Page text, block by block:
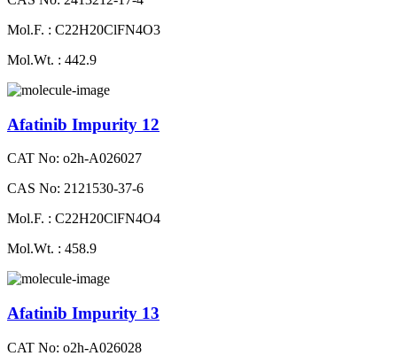
Mol.F. : C22H20ClFN4O3
Mol.Wt. : 442.9
Afatinib Impurity 12
CAT No: o2h-A026027
CAS No: 2121530-37-6
Mol.F. : C22H20ClFN4O4
Mol.Wt. : 458.9
Afatinib Impurity 13
CAT No: o2h-A026028